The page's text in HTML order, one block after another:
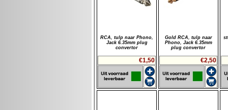
RCA, tulp naar Phono,
Jack 6.35mm plug
convertor
€1,50
Gold RCA, tulp naar
Phono, Jack 6.35mm
plug convertor
€2,50